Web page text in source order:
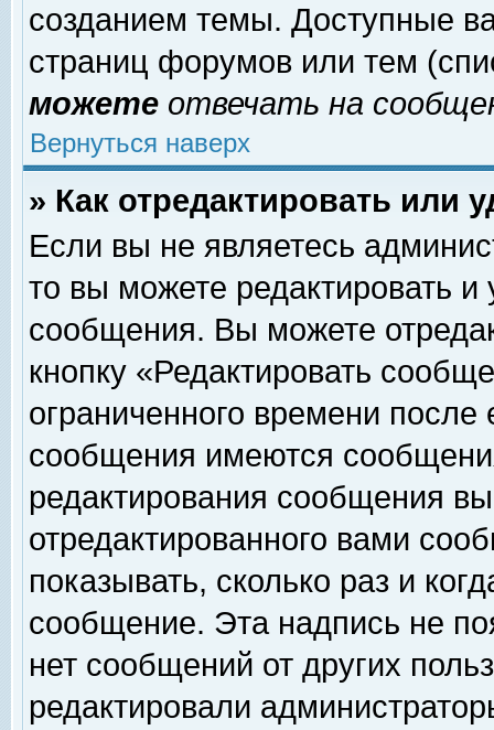
созданием темы. Доступные
страниц форумов или тем
можете отвечать на
Вернуться наверх
» Как отредактировать или
Если вы не являетесь
то вы можете редактировать и
сообщения. Вы можете
кнопку «Редактировать
ограниченного времени
сообщения имеются
редактирования сообщения
отредактированного вами
показывать, сколько раз и
сообщение. Эта надпись не
нет сообщений от других
редактировали